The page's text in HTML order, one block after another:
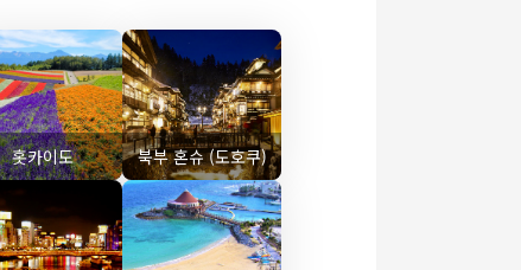
홋카이도 북부 혼슈 (도호쿠)